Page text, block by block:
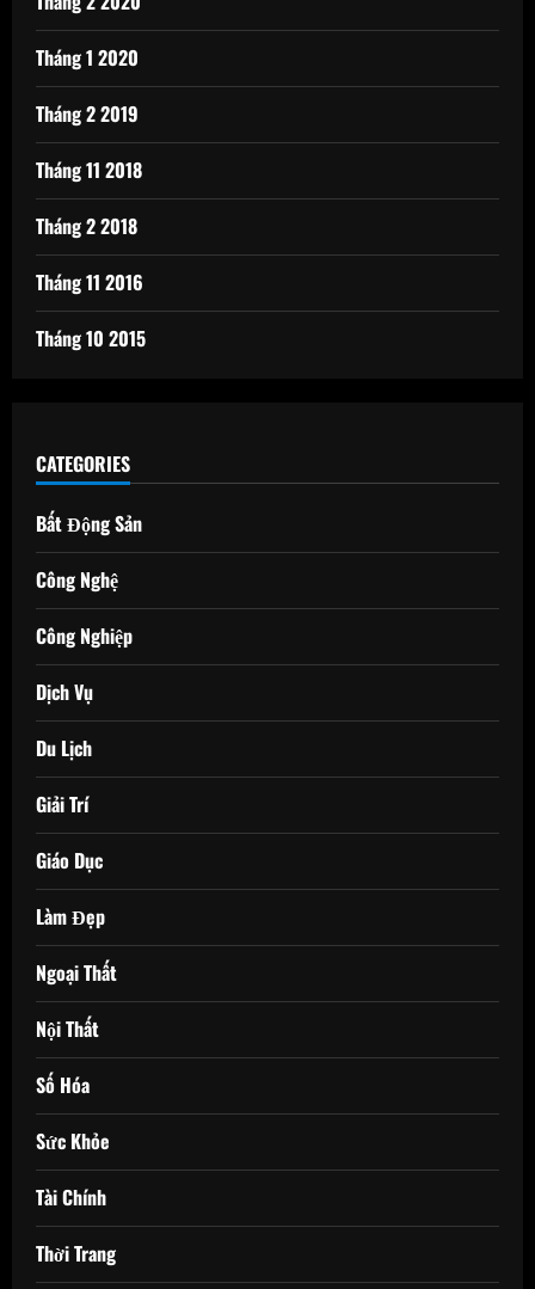
Tháng 1 2020
Tháng 2 2019
Tháng 11 2018
Tháng 2 2018
Tháng 11 2016
Tháng 10 2015
CATEGORIES
Bất Động Sản
Công Nghệ
Công Nghiệp
Dịch Vụ
Du Lịch
Giải Trí
Giáo Dục
Làm Đẹp
Ngoại Thất
Nội Thất
Số Hóa
Sức Khỏe
Tài Chính
Thời Trang